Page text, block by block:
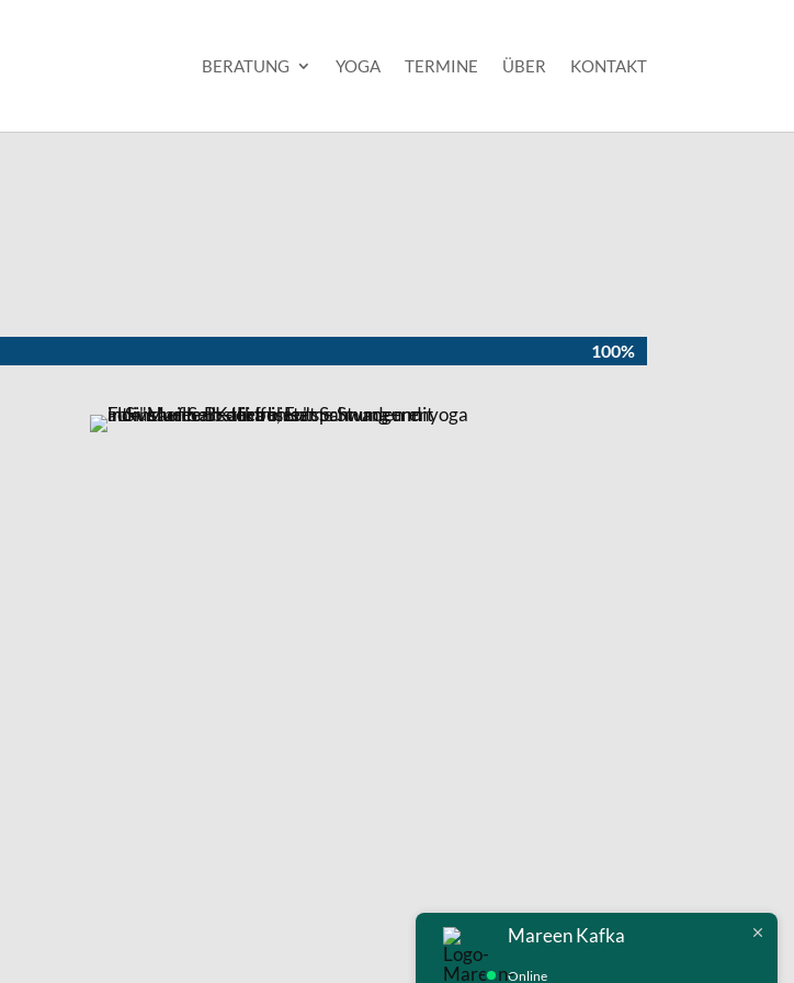
BERATUNG YOGA TERMINE ÜBER KONTAKT
100%
100%
Mareen Kafka
Online